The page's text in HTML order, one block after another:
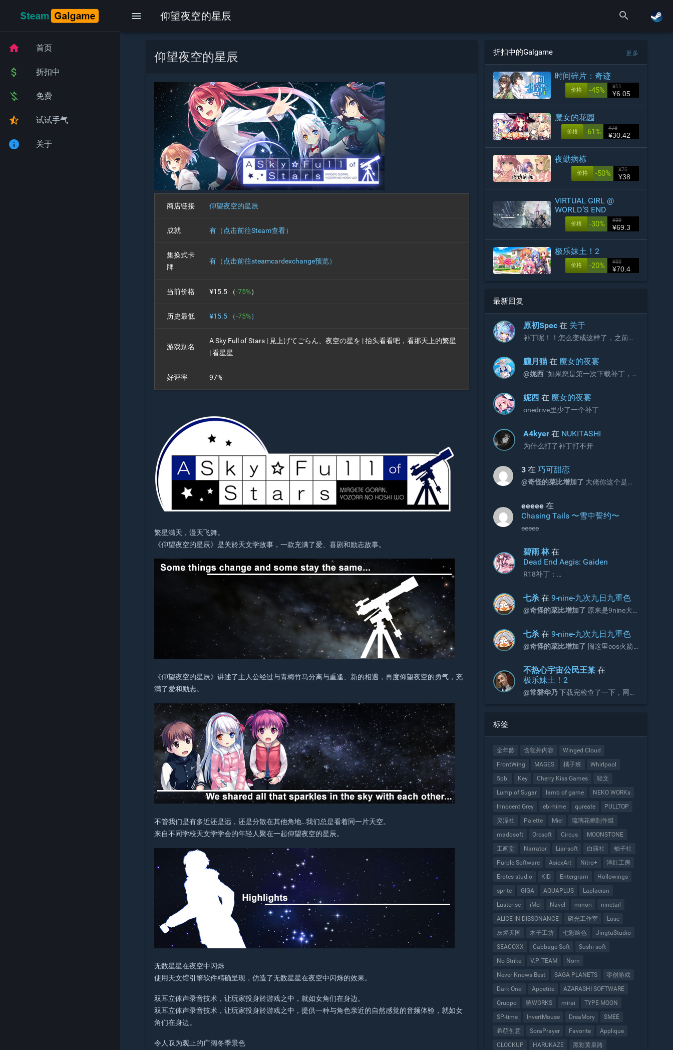
menu 仰望夜空的星辰 search
home 首页
attach_money 折扣中
money_off 免费
star_half 试试手气
info 关于
仰望夜空的星辰
商店链接 仰望夜空的星辰
成就 有（点击前往Steam查看）
集换式卡
牌
有（点击前往steamcardexchange预览）
当前价格 ¥15.5 （-75%）
历史最低 ¥15.5 （-75%）
游戏别名
A Sky Full of Stars | 見上げてごらん、夜空の­星を | 抬头看看吧，看那天上的繁星
| 看星星
好评率 97%
繁星满天，漫天飞舞。
《仰望夜空的星辰》是关於天文学故事，一款充满了爱、喜剧和励志故事。
《仰望夜空的星辰》讲述了主人公经过与青梅竹马分离与重逢、新的相遇，再度仰望夜空的勇气，充
满了爱和励志。
不管我们是有多近还是远，还是分散在其他角地…我们总是看着同一片天空。
来自不同学校天文学学会的年轻人聚在一起仰望夜空的星辰。
无数星星在夜空中闪烁
使用天文馆引擎软件精确呈现，仿造了无数星星在夜空中闪烁的效果。
双耳立体声录音技术，让玩家投身於游戏之中，就如女角们在身边。
双耳立体声录音技术，让玩家投身於游戏之中，提供一种与角色亲近的自然感觉的音频体验，就如女
角们在身边。
令人叹为观止的广阔冬季景色
折扣中的Galgame 更多
时间碎片：奇迹
-45% ¥11
¥6.05
价格
魔女的花园
-61% ¥78
¥30.42
价格
夜勤病栋
-50% ¥76
¥38
价格
VIRTUAL GIRL @
WORLD’S END
-30% ¥99
¥69.3
价格
极乐妹土！2
-20% ¥88
¥70.4
价格
最新回复
原初Spec 在 关于
补丁呢！！怎么变成这样了，之前不
朧月猫 在 魔女的夜宴
@妮西“如果您是第一次下载补丁，
额外下载增益更新补丁。”
妮西 在 魔女的夜宴
onedrive里少了一个补丁
A4kyer 在 NUKITASHI
为什么打了补丁打不开
3 在巧可甜恋
@奇怪的菜比增加了
eeeee 在
Chasing Tails 〜雪中誓约〜
eeeee
碧雨 林 在
Dead End Aegis: Gaiden
R18补丁：
七杀 在9-nine-九次九日九重色
@奇怪的菜比增加了
七杀 在9-nine-九次九日九重色
@奇怪的菜比增加了 搁这里cos火箭
不热心宇宙公民王某 在
极乐妹土！2
@常磐华乃下载完检查了一下，网盘
标签
全年龄 含额外内容
Winged Cloud
FrontWing
MAGES 橘子班
Whirlpool
5pb.
Key Cherry Kiss Games
轻文
Lump of Sugar
lamb of game
NEKO WORKs
Innocent Grey
ebi-hime qureate
PULLTOP
灵潭社
Palette Miel
琉璃花糖制作组
madosoft
Orcsoft Circus
MOONSTONE
工画堂
Narrator Liar-soft 白露社
柚子社
Purple Software
AsicxArt Nitro+
洋红工房
Erotes studio
KID Entergram
Hollowings
sprite
GIGA AQUAPLUS
Laplacian
Lusterise
iMel Navel minori
ninetail
ALICE IN DISSONANCE
磷光工作室
Lose
灰烬天国
木子工坊 七彩绘色
JingtuStudio
SEACOXX
Cabbage Soft
Sushi soft
No Strike
V.P. TEAM
Norn
Never Knows Best
SAGA PLANETS
零创游戏
Dark One!
Appetite
AZARASHI SOFTWARE
Qruppo
暁WORKS mirai
TYPE-MOON
SP-time
InvertMouse DreaMory
SMEE
希萌创意
SoraPrayer Favorite
Applique
CLOCKUP
HARUKAZE
黑彩黄泉路